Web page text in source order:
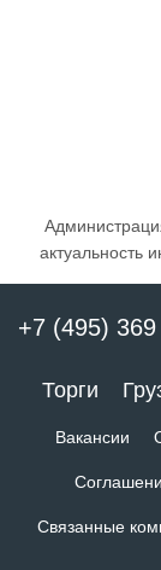
актуальность
+7 (495)
Торги
Вакансии
Связанные